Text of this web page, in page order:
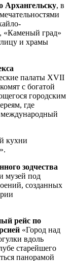
Архангельску, в
«Каменый град»
и храмы
палаты XVII
с богатой
городским
где
кухни
зодчества
музей под
созданных
рейс по
«Город над
вдоль
старейшего
панорамой